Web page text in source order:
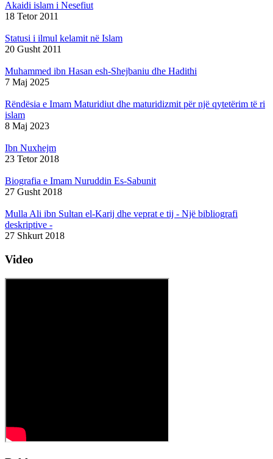
Akaidi islam i Nesefiut
18 Tetor 2011
Statusi i ilmul kelamit në Islam
20 Gusht 2011
Muhammed ibn Hasan esh-Shejbaniu dhe Hadithi
7 Maj 2025
Rëndësia e Imam Maturidiut dhe maturidizmit për një qytetërim të ri
islam
8 Maj 2023
Ibn Nuxhejm
23 Tetor 2018
Biografia e Imam Nuruddin Es-Sabunit
27 Gusht 2018
Mulla Ali ibn Sultan el-Karij dhe veprat e tij - Një bibliografi
deskriptive -
27 Shkurt 2018
Video